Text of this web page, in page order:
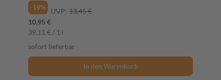
-19%
UVP: 13,45 €
10,95 €
39,11 € / 1 l
sofort lieferbar
In den Warenkorb